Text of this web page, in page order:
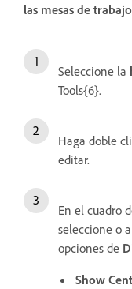
las mesas de
Seleccione la
Tools{6}.
Haga doble
editar.
En el cuadro
seleccione o
opciones de
Show